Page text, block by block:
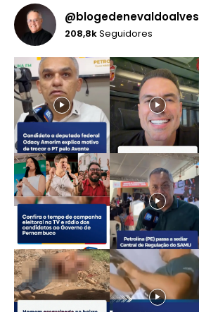
@blogedenevaldoalves
208,8kSeguidores